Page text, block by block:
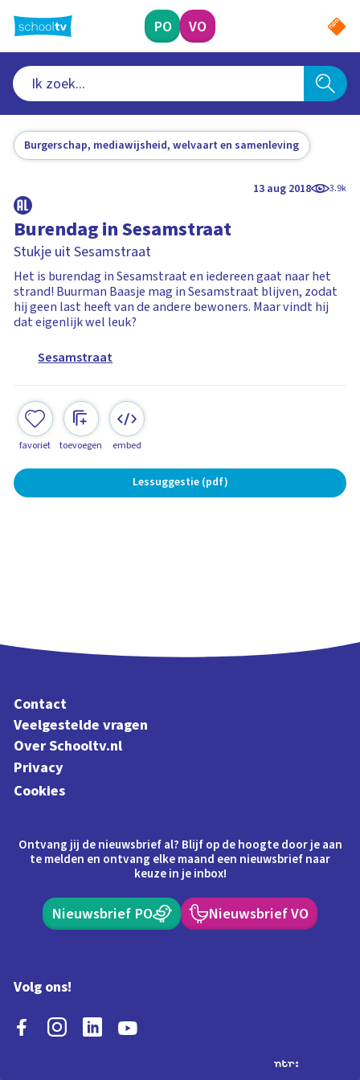
naar
hoofdinhoud
PO VO
Burgerschap, mediawijsheid, welvaart en samenleving
13 aug 2018 3.9k
Burendag in Sesamstraat
Stukje uit Sesamstraat
Het is burendag in Sesamstraat en iedereen gaat naar het
strand! Buurman Baasje mag in Sesamstraat blijven, zodat
hij geen last heeft van de andere bewoners. Maar vindt hij
dat eigenlijk wel leuk?
Sesamstraat
favoriet toevoegen embed
Lessuggestie (pdf)
Contact
Veelgestelde vragen
Over Schooltv.nl
Privacy
Cookies
Ontvang jij de nieuwsbrief al? Blijf op de hoogte door je aan
te melden en ontvang elke maand een nieuwsbrief naar
keuze in je inbox!
Nieuwsbrief PO Nieuwsbrief VO
Volg ons!